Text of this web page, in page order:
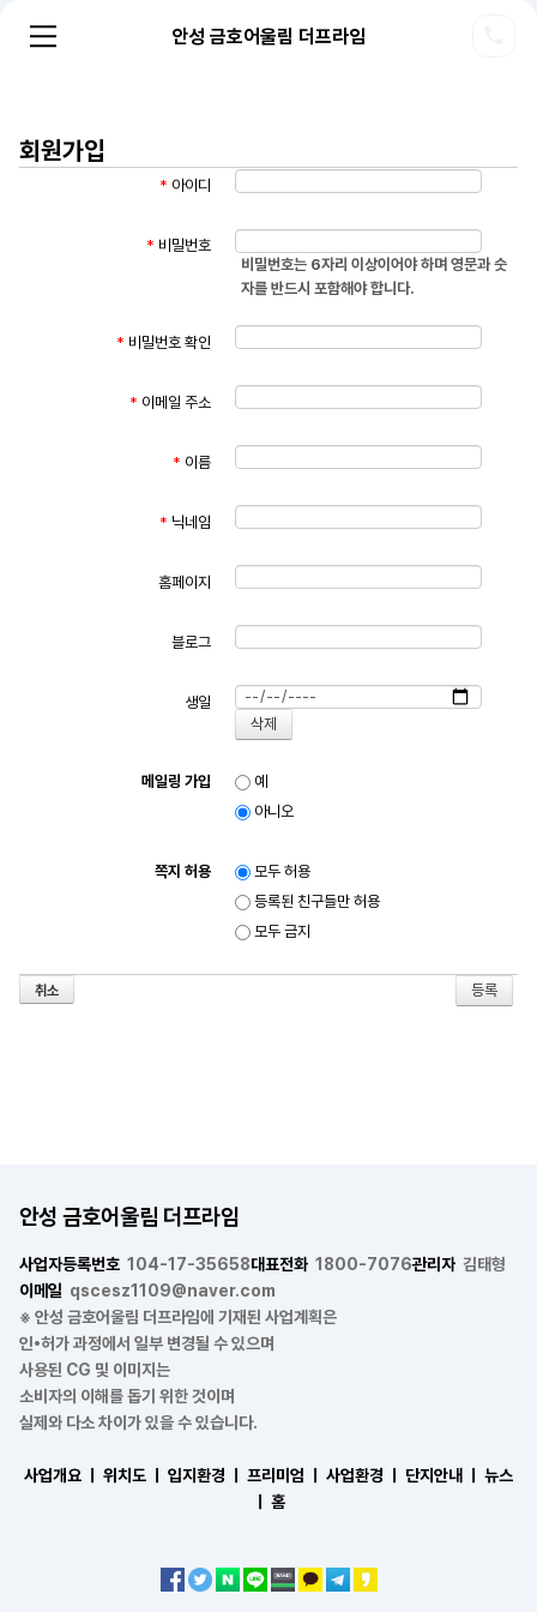
안성 금호어울림 더프라임
회원가입
* 아이디
* 비밀번호
비밀번호는 6자리 이상이어야 하며 영문과 숫
자를 반드시 포함해야 합니다.
* 비밀번호 확인
* 이메일 주소
* 이름
* 닉네임
홈페이지
블로그
생일
메일링 가입
예
아니오
쪽지 허용
모두 허용
등록된 친구들만 허용
모두 금지
취소
안성 금호어울림 더프라임
사업자등록번호 104-17-35658대표전화 1800-7076관리자 김태형
이메일 qscesz1109@naver.com
※ 안성 금호어울림 더프라임에 기재된 사업계획은
인•허가 과정에서 일부 변경될 수 있으며
사용된 CG 및 이미지는
소비자의 이해를 돕기 위한 것이며
실제와 다소 차이가 있을 수 있습니다.
사업개요 ㅣ 위치도 ㅣ 입지환경 ㅣ 프리미엄 ㅣ 사업환경 ㅣ 단지안내 ㅣ
뉴스
홈